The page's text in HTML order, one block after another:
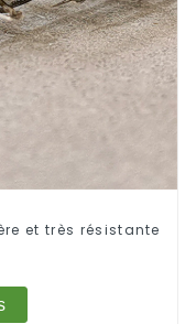
et très résistante